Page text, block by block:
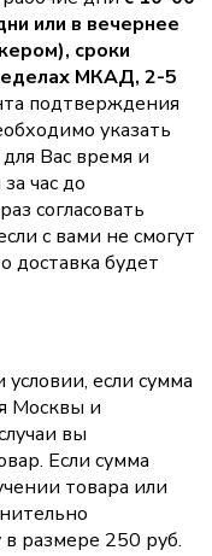
или в вечернее
сроки
МКАД, 2-5
подтверждения
указать
Вас время и
час до
согласовать
с вами не смогут
доставка будет
условии, если сумма
Москвы и
вы
Если сумма
товара или
в размере 250 руб.